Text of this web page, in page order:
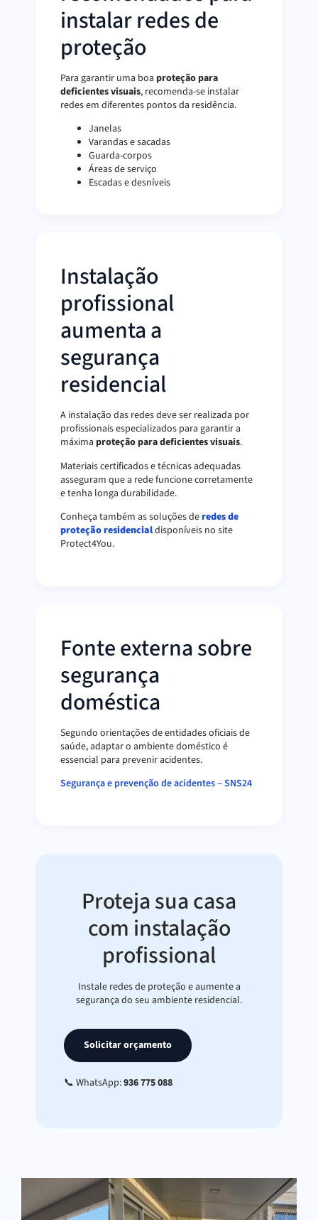
instalar redes de
proteção
Para garantir uma boa proteção para
deficientes visuais, recomenda-se instalar
redes em diferentes pontos da residência.
Janelas
Varandas e sacadas
Guarda-corpos
Áreas de serviço
Escadas e desníveis
Instalação
profissional
aumenta a
segurança
residencial
A instalação das redes deve ser realizada por
profissionais especializados para garantir a
máxima proteção para deficientes visuais.
Materiais certificados e técnicas adequadas
asseguram que a rede funcione corretamente
e tenha longa durabilidade.
Conheça também as soluções deredes de
proteção residencialdisponíveis no site
Protect4You.
Fonte externa sobre
segurança
doméstica
Segundo orientações de entidades oficiais de
saúde, adaptar o ambiente doméstico é
essencial para prevenir acidentes.
Segurança e prevenção de acidentes – SNS24
Proteja sua casa
com instalação
profissional
Instale redes de proteção e aumente a
segurança do seu ambiente residencial.
Solicitar orçamento
📞 WhatsApp:936 775 088